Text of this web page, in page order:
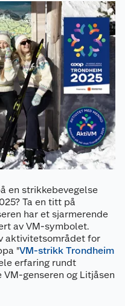
en strikkebevegelse
Ta en titt på
har et sjarmerende
av VM-symbolet.
aktivitetsområdet for
"VM-strikk Trondheim
erfaring rundt
genseren og Litjåsen